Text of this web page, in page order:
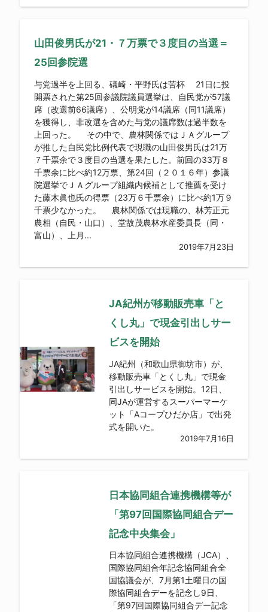
山田俊男氏が21・７万票で３度目の当選＝
25回参院選
与党過半を上回る、礒崎・平野氏は苦杯 21日に投
開票された第25回参議院議員選挙は、自民党が57議
席（改選前66議席）、公明党が14議席（同11議席）
を獲得し、非改選を含めた与党の議席数は過半数を
上回った。 その中で、農林関係ではＪＡグループ
が推した自民党比例代表で現職の山田俊男氏は21万
７千票余で３度目の当選を果たした。前回の33万８
千票余に比べ約12万票、第24回（２０１６年）参議
院選挙でＪＡグループ組織内候補として推薦を受け
た藤木眞也氏の得票（23万６千票余）に比べ約1万９
千票少なかった。 農林関係では現職の、林芳正元
農相（自民・山口）、堂故茂農林水産委員長（同・
富山）、上月...
2019年7月23日
JA紀州が移動販売車「と
くし丸」で現金引出しサー
ビスを開始
JA紀州（和歌山県御坊市）が、
移動販売車「とくし丸」で現金
引出しサービスを開始。12日、
同JAが運営するスーパーマーケ
ット「Aコープひだか店」で出発
式を開いた。
2019年7月16日
日本協同組合連携機構等が
「第97回国際協同組合デー
記念中央集会」
日本協同組合連携機構（JCA）、
国際協同組合年記念協同組合全
国協議会が、7月第1土曜日の国
際協同組合デーを記念し9日、
「第97回国際協同組合デー記念